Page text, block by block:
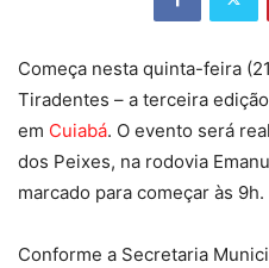
Começa nesta quinta-feira
Tiradentes – a terceira
em Cuiabá. O evento será
dos Peixes, na rodovia
marcado para começar às 9h.
Conforme a Secretaria